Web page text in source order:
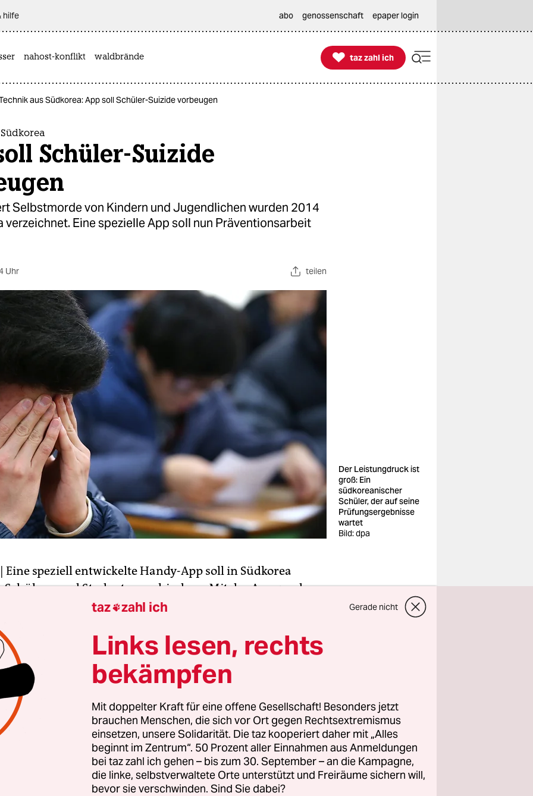
hilfe abo genossenschaft epaper login
nahost-konflikt waldbrände 
taz zahl ich
taz zahl ich
aus Südkorea: App soll Schüler-Suizide vorbeugen
Schüler-Suizide
Selbstmorde von Kindern und Jugendlichen wurden 2014
verzeichnet. Eine spezielle App soll nun Präventionsarbeit
Uhr teilen
Der Leistungdruck ist
groß: Ein
südkoreanischer
Schüler, der auf seine
Prüfungsergebnisse
wartet
Bild: dpa
| Eine speziell entwickelte Handy-App soll in Südkorea
Schülern und Studenten verhindern. Mit der App werden
des Bildungsministeriums vom Freitag alle vom
aus verschickten Nachrichten gescannt. Werden dabei
„Suizid-verbundene“ Wörter genutzt, wird automatisch
an die Eltern geschickt.
den Angaben zufolge alle Handy-Aktivitäten in
Textnachrichten und Internet-Suchen. Ihre
nach Angaben des Bildungsministeriums nicht
sein. Trotzdem werde gehofft, dass möglichst viele Eltern
auf ihren und den Handys ihrer Kinder vornehmen.
taz zahl ich Gerade nicht
Links lesen, rechts
bekämpfen
Mit doppelter Kraft für eine offene Gesellschaft! Besonders jetzt
brauchen Menschen, die sich vor Ort gegen Rechtsextremismus
einsetzen, unsere Solidarität. Die taz kooperiert daher mit „Alles
beginnt im Zentrum“. 50 Prozent aller Einnahmen aus Anmeldungen
bei taz zahl ich gehen – bis zum 30. September – an die Kampagne,
die linke, selbstverwaltete Orte unterstützt und Freiräume sichern will,
bevor sie verschwinden. Sind Sie dabei?